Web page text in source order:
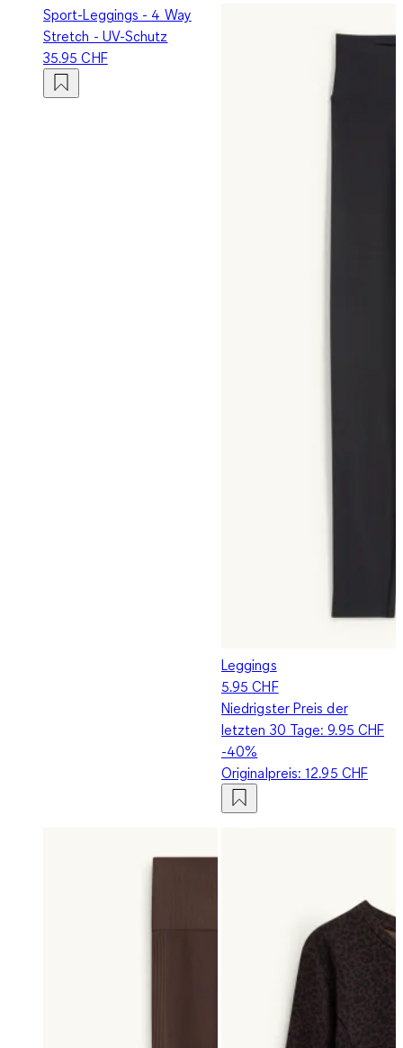
Sport-Leggings - 4 Way
Stretch - UV-Schutz
35.95 CHF
Leggings
5.95 CHF
Niedrigster Preis der
letzten 30 Tage:9.95 CHF
-40%
Originalpreis:12.95 CHF